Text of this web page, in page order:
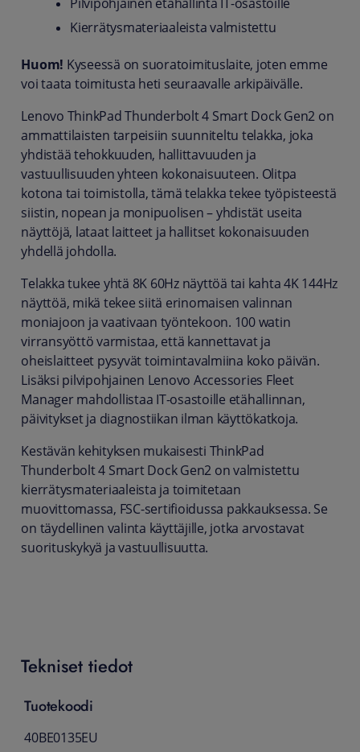
Pilvipohjainen etähallinta IT-osastoille
Kierrätysmateriaaleista valmistettu
Huom! Kyseessä on suoratoimituslaite, joten emme
voi taata toimitusta heti seuraavalle arkipäivälle.
Lenovo ThinkPad Thunderbolt 4 Smart Dock Gen2 on
ammattilaisten tarpeisiin suunniteltu telakka, joka
yhdistää tehokkuuden, hallittavuuden ja
vastuullisuuden yhteen kokonaisuuteen. Olitpa
kotona tai toimistolla, tämä telakka tekee työpisteestä
siistin, nopean ja monipuolisen – yhdistät useita
näyttöjä, lataat laitteet ja hallitset kokonaisuuden
yhdellä johdolla.
Telakka tukee yhtä 8K 60Hz näyttöä tai kahta 4K 144Hz
näyttöä, mikä tekee siitä erinomaisen valinnan
moniajoon ja vaativaan työntekoon. 100 watin
virransyöttö varmistaa, että kannettavat ja
oheislaitteet pysyvät toimintavalmiina koko päivän.
Lisäksi pilvipohjainen Lenovo Accessories Fleet
Manager mahdollistaa IT-osastoille etähallinnan,
päivitykset ja diagnostiikan ilman käyttökatkoja.
Kestävän kehityksen mukaisesti ThinkPad
Thunderbolt 4 Smart Dock Gen2 on valmistettu
kierrätysmateriaaleista ja toimitetaan
muovittomassa, FSC-sertifioidussa pakkauksessa. Se
on täydellinen valinta käyttäjille, jotka arvostavat
suorituskykyä ja vastuullisuutta.
Tekniset tiedot
Tuotekoodi
40BE0135EU